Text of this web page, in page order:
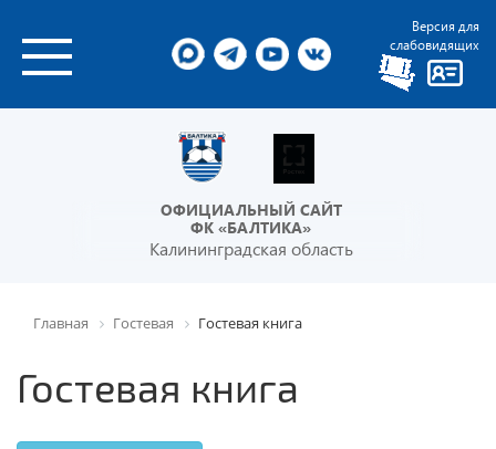
Версия для
слабовидящих
ОФИЦИАЛЬНЫЙ САЙТ
ФК «БАЛТИКА»
Калининградская область
Главная Гостевая Гостевая книга
Гостевая книга